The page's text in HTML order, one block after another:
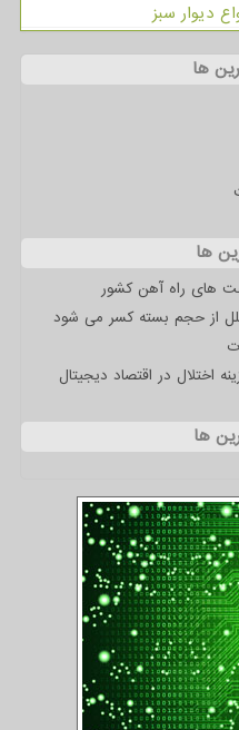
دیوار سبز
ها
ها
های راه آهن کشور
از حجم بسته کسر می شود
اختلال در اقتصاد دیجیتال
ها